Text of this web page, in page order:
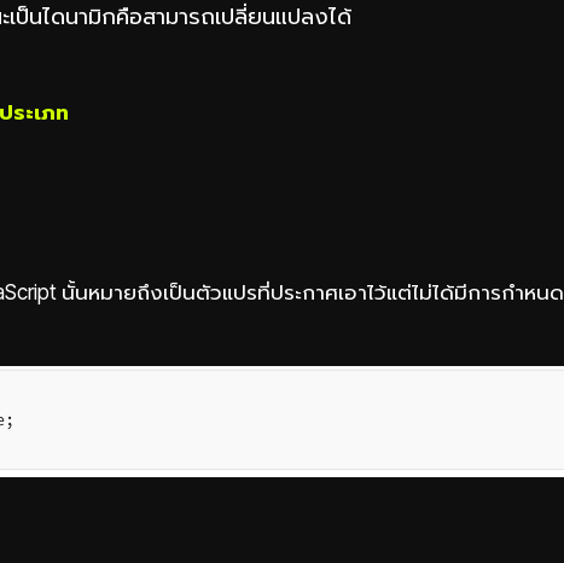
ป็นไดนามิกคือสามารถเปลี่ยนแปลงได้
ระเภท
นั้นหมายถึงเป็นตัวแปรที่ประกาศเอาไว้แต่ไม่ได้มีการกำหนด